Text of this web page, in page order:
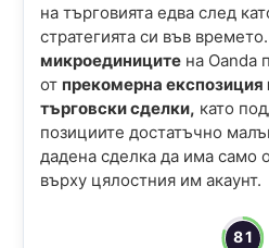
на търговията едва след
стратегията си във времето.
микроединицитена Oanda
от прекомерна експозиция
търговски сделки, като
позициите достатъчно
дадена сделка да има само
върху цялостния им акаунт.
81